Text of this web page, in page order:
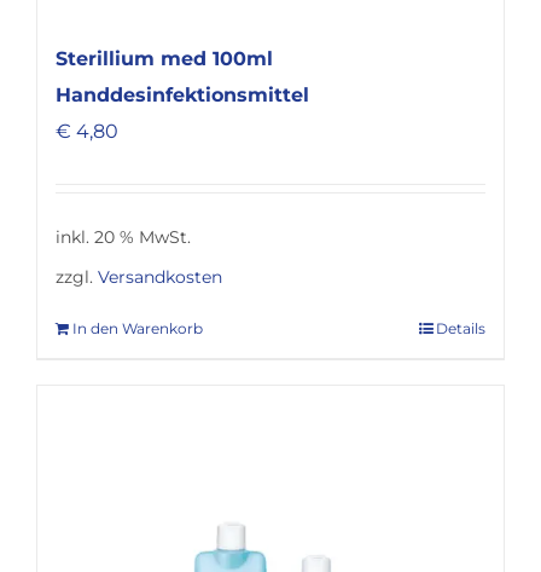
Sterillium med 100ml
Handdesinfektionsmittel
€ 4,80
inkl. 20 % MwSt.
zzgl. Versandkosten
In den Warenkorb Details